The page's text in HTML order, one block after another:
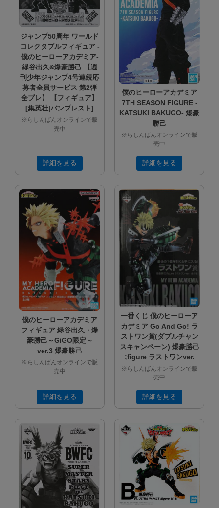
ジャンプ50周年 ワールド
コレクタブルフィギュア -
僕のヒーローアカデミア-
緑谷出久&爆豪勝己 【週
刊少年ジャンプ4号連続応
募者全員サービス 第2弾
全プレ】 【フィギュア】
[集英社|バンプレスト]
※らしんばんオンラインで販
売中
詳細を見る
僕のヒーローアカデミア
7TH SEASON FIGURE -
KATSUKI BAKUGO- 爆豪
勝己
※らしんばんオンラインで販
売中
詳細を見る
僕のヒーローアカデミア
フィギュア 緑谷出久・爆
豪勝己～GiGO限定～
ver.3 爆豪勝己
※らしんばんオンラインで販
売中
詳細を見る
一番くじ 僕のヒーローア
カデミア Go And Go! ラ
ストワン賞(ダブルチャン
スキャンペーン) 爆豪勝己
;figure ラストワンver.
※らしんばんオンラインで販
売中
詳細を見る